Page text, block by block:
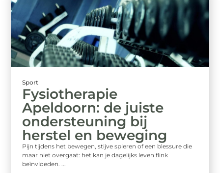
Sport
Fysiotherapie
Apeldoorn: de juiste
ondersteuning bij
herstel en beweging
Pijn tijdens het bewegen, stijve spieren of een blessure die
maar niet overgaat: het kan je dagelijks leven flink
beïnvloeden. ...